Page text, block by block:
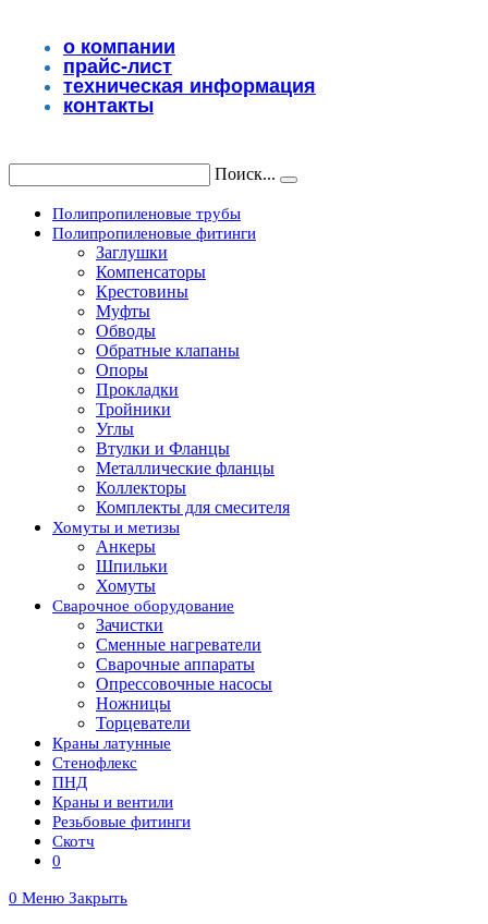
содержимомуо компании
прайс-лист
техническая информация
контакты
Поиск...
Полипропиленовые трубы
Полипропиленовые фитинги
Заглушки
Компенсаторы
Крестовины
Муфты
Обводы
Обратные клапаны
Опоры
Прокладки
Тройники
Углы
Втулки и Фланцы
Металлические фланцы
Коллекторы
Комплекты для смесителя
Хомуты и метизы
Анкеры
Шпильки
Хомуты
Сварочное оборудование
Зачистки
Сменные нагреватели
Сварочные аппараты
Опрессовочные насосы
Ножницы
Торцеватели
Краны латунные
Стенофлекс
ПНД
Краны и вентили
Резьбовые фитинги
Скотч
0
0 Меню Закрыть